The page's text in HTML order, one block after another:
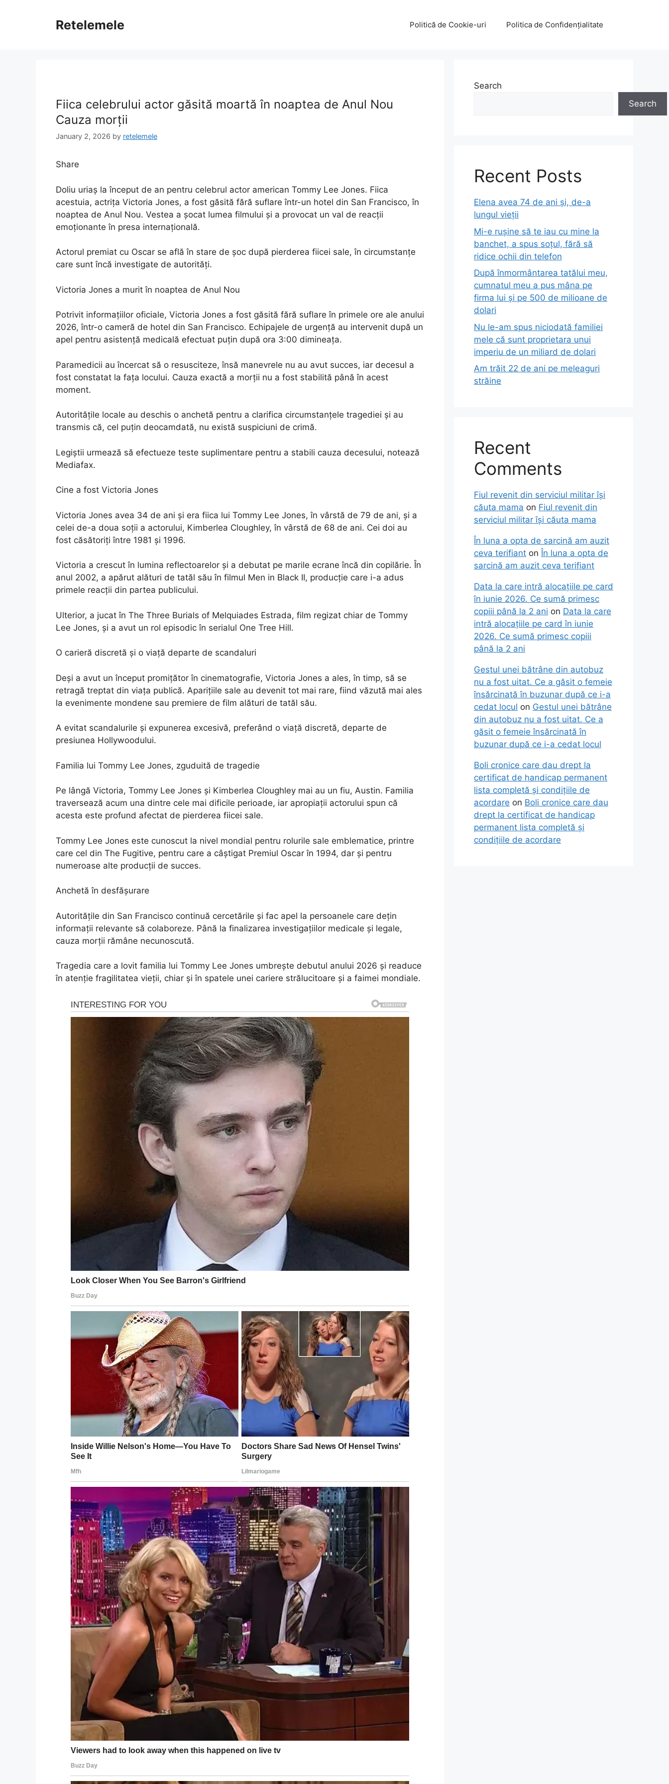
Retelemele Politică de Cookie-uri Politica de Confidențialitate
Fiica celebrului actor găsită moartă în noaptea de Anul Nou
Cauza morții
January 2, 2026 by retelemele
Share
Doliu uriaș la început de an pentru celebrul actor american Tommy Lee Jones. Fiica
acestuia, actrița Victoria Jones, a fost găsită fără suflare într-un hotel din San Francisco, în
noaptea de Anul Nou. Vestea a șocat lumea filmului și a provocat un val de reacții
emoționante în presa internațională.
Actorul premiat cu Oscar se află în stare de șoc după pierderea fiicei sale, în circumstanțe
care sunt încă investigate de autorități.
Victoria Jones a murit în noaptea de Anul Nou
Potrivit informațiilor oficiale, Victoria Jones a fost găsită fără suflare în primele ore ale anului
2026, într-o cameră de hotel din San Francisco. Echipajele de urgență au intervenit după un
apel pentru asistență medicală efectuat puțin după ora 3:00 dimineața.
Paramedicii au încercat să o resusciteze, însă manevrele nu au avut succes, iar decesul a
fost constatat la fața locului. Cauza exactă a morții nu a fost stabilită până în acest
moment.
Autoritățile locale au deschis o anchetă pentru a clarifica circumstanțele tragediei și au
transmis că, cel puțin deocamdată, nu există suspiciuni de crimă.
Legiștii urmează să efectueze teste suplimentare pentru a stabili cauza decesului, notează
Mediafax.
Cine a fost Victoria Jones
Victoria Jones avea 34 de ani și era fiica lui Tommy Lee Jones, în vârstă de 79 de ani, și a
celei de-a doua soții a actorului, Kimberlea Cloughley, în vârstă de 68 de ani. Cei doi au
fost căsătoriți între 1981 și 1996.
Victoria a crescut în lumina reflectoarelor și a debutat pe marile ecrane încă din copilărie. În
anul 2002, a apărut alături de tatăl său în filmul Men in Black II, producție care i-a adus
primele reacții din partea publicului.
Ulterior, a jucat în The Three Burials of Melquiades Estrada, film regizat chiar de Tommy
Lee Jones, și a avut un rol episodic în serialul One Tree Hill.
O carieră discretă și o viață departe de scandaluri
Deși a avut un început promițător în cinematografie, Victoria Jones a ales, în timp, să se
retragă treptat din viața publică. Aparițiile sale au devenit tot mai rare, fiind văzută mai ales
la evenimente mondene sau premiere de film alături de tatăl său.
A evitat scandalurile și expunerea excesivă, preferând o viață discretă, departe de
presiunea Hollywoodului.
Familia lui Tommy Lee Jones, zguduită de tragedie
Pe lângă Victoria, Tommy Lee Jones și Kimberlea Cloughley mai au un fiu, Austin. Familia
traversează acum una dintre cele mai dificile perioade, iar apropiații actorului spun că
acesta este profund afectat de pierderea fiicei sale.
Tommy Lee Jones este cunoscut la nivel mondial pentru rolurile sale emblematice, printre
care cel din The Fugitive, pentru care a câștigat Premiul Oscar în 1994, dar și pentru
numeroase alte producții de succes.
Anchetă în desfășurare
Autoritățile din San Francisco continuă cercetările și fac apel la persoanele care dețin
informații relevante să colaboreze. Până la finalizarea investigațiilor medicale și legale,
cauza morții rămâne necunoscută.
Tragedia care a lovit familia lui Tommy Lee Jones umbrește debutul anului 2026 și readuce
în atenție fragilitatea vieții, chiar și în spatele unei cariere strălucitoare și a faimei mondiale.
Search
Search
Recent Posts
Elena avea 74 de ani și, de-a
lungul vieții
Mi-e rușine să te iau cu mine la
banchet, a spus soțul, fără să
ridice ochii din telefon
După înmormântarea tatălui meu,
cumnatul meu a pus mâna pe
firma lui și pe 500 de milioane de
dolari
Nu le-am spus niciodată familiei
mele că sunt proprietara unui
imperiu de un miliard de dolari
Am trăit 22 de ani pe meleaguri
străine
Recent
Comments
Fiul revenit din serviciul militar își
căuta mama on Fiul revenit din
serviciul militar își căuta mama
În luna a opta de sarcină am auzit
ceva terifiant on În luna a opta de
sarcină am auzit ceva terifiant
Data la care intră alocațiile pe card
în iunie 2026. Ce sumă primesc
copiii până la 2 ani on Data la care
intră alocațiile pe card în iunie
2026. Ce sumă primesc copiii
până la 2 ani
Gestul unei bătrâne din autobuz
nu a fost uitat. Ce a găsit o femeie
însărcinată în buzunar după ce i-a
cedat locul on Gestul unei bătrâne
din autobuz nu a fost uitat. Ce a
găsit o femeie însărcinată în
buzunar după ce i-a cedat locul
Boli cronice care dau drept la
certificat de handicap permanent
lista completă și condițiile de
acordare on Boli cronice care dau
drept la certificat de handicap
permanent lista completă și
condițiile de acordare